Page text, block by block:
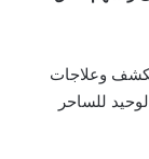
وعلاجات
للساحر